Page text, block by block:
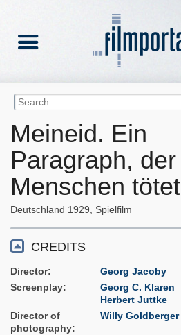
Meineid. Ein
Paragraph, der
Menschen tötet
Deutschland 1929 Spielfilm
CREDITS
Director
Georg Jacoby
Screenplay
Georg C. Klaren
Herbert Juttke
Director of
photography
Willy Goldberger